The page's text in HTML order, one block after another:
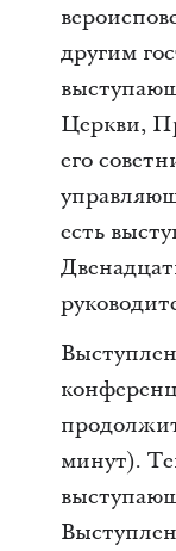
другим
Церкви,
его
есть
минут).